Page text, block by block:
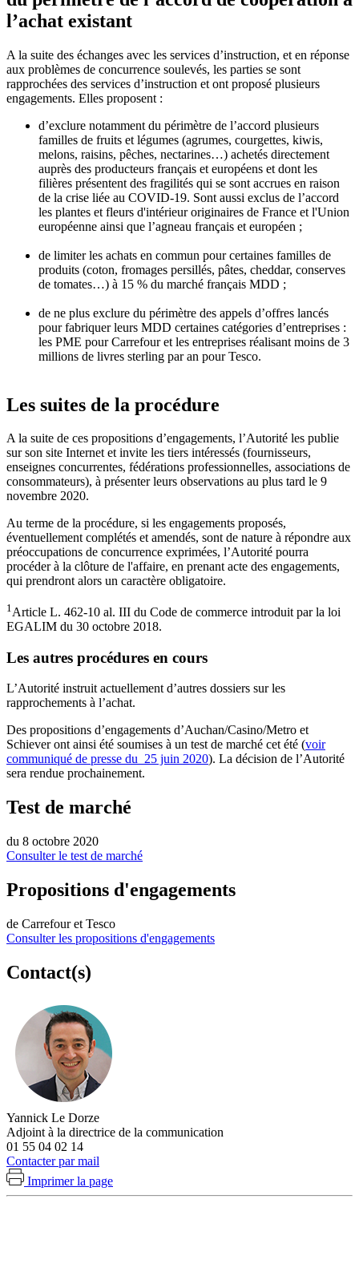
l’achat existant
A la suite des échanges avec les services d’instruction, et en réponse
aux problèmes de concurrence soulevés, les parties se sont
rapprochées des services d’instruction et ont proposé plusieurs
engagements. Elles proposent :
d’exclure notamment du périmètre de l’accord plusieurs
familles de fruits et légumes (agrumes, courgettes, kiwis,
melons, raisins, pêches, nectarines…) achetés directement
auprès des producteurs français et européens et dont les
filières présentent des fragilités qui se sont accrues en raison
de la crise liée au COVID-19. Sont aussi exclus de l’accord
les plantes et fleurs d'intérieur originaires de France et l'Union
européenne ainsi que l’agneau français et européen ;
de limiter les achats en commun pour certaines familles de
produits (coton, fromages persillés, pâtes, cheddar, conserves
de tomates…) à 15 % du marché français MDD ;
de ne plus exclure du périmètre des appels d’offres lancés
pour fabriquer leurs MDD certaines catégories d’entreprises :
les PME pour Carrefour et les entreprises réalisant moins de 3
millions de livres sterling par an pour Tesco.
Les suites de la procédure
A la suite de ces propositions d’engagements, l’Autorité les publie
sur son site Internet et invite les tiers intéressés (fournisseurs,
enseignes concurrentes, fédérations professionnelles, associations de
consommateurs), à présenter leurs observations au plus tard le 9
novembre 2020.
Au terme de la procédure, si les engagements proposés,
éventuellement complétés et amendés, sont de nature à répondre aux
préoccupations de concurrence exprimées, l’Autorité pourra
procéder à la clôture de l'affaire, en prenant acte des engagements,
qui prendront alors un caractère obligatoire.
1 Article L. 462-10 al. III du Code de commerce introduit par la loi
EGALIM du 30 octobre 2018.
Les autres procédures en cours
L’Autorité instruit actuellement d’autres dossiers sur les
rapprochements à l’achat.
Des propositions d’engagements d’Auchan/Casino/Metro et
Schiever ont ainsi été soumises à un test de marché cet été (voir
communiqué de presse du 25 juin 2020). La décision de l’Autorité
sera rendue prochainement.
Test de marché
du 8 octobre 2020
Consulter le test de marché
Propositions d'engagements
de Carrefour et Tesco
Consulter les propositions d'engagements
Contact(s)
Yannick Le Dorze
Adjoint à la directrice de la communication
01 55 04 02 14
Contacter par mail
Imprimer la page